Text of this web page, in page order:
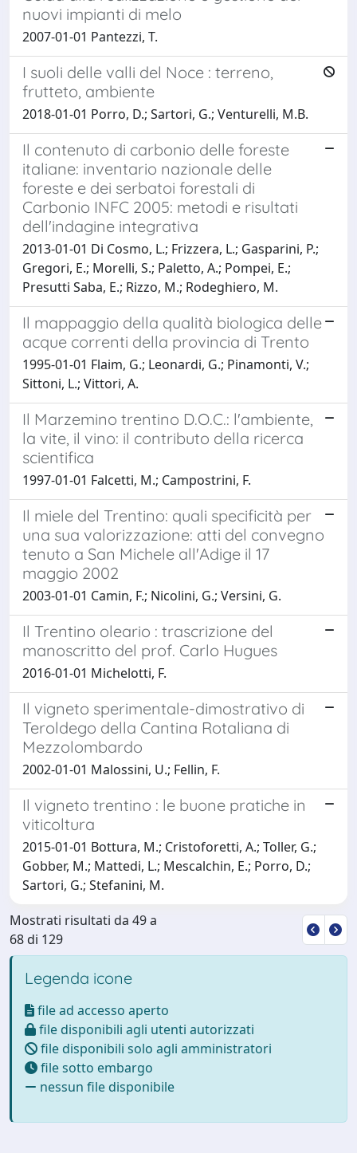
nuovi impianti di melo
2007-01-01 Pantezzi, T.
I suoli delle valli del Noce : terreno,
frutteto, ambiente
2018-01-01 Porro, D.; Sartori, G.; Venturelli, M.B.
Il contenuto di carbonio delle foreste
italiane: inventario nazionale delle
foreste e dei serbatoi forestali di
Carbonio INFC 2005: metodi e risultati
dell'indagine integrativa
2013-01-01 Di Cosmo, L.; Frizzera, L.; Gasparini, P.;
Gregori, E.; Morelli, S.; Paletto, A.; Pompei, E.;
Presutti Saba, E.; Rizzo, M.; Rodeghiero, M.
Il mappaggio della qualità biologica delle
acque correnti della provincia di Trento
1995-01-01 Flaim, G.; Leonardi, G.; Pinamonti, V.;
Sittoni, L.; Vittori, A.
Il Marzemino trentino D.O.C.: l'ambiente,
la vite, il vino: il contributo della ricerca
scientifica
1997-01-01 Falcetti, M.; Campostrini, F.
Il miele del Trentino: quali specificità per
una sua valorizzazione: atti del convegno
tenuto a San Michele all'Adige il 17
maggio 2002
2003-01-01 Camin, F.; Nicolini, G.; Versini, G.
Il Trentino oleario : trascrizione del
manoscritto del prof. Carlo Hugues
2016-01-01 Michelotti, F.
Il vigneto sperimentale-dimostrativo di
Teroldego della Cantina Rotaliana di
Mezzolombardo
2002-01-01 Malossini, U.; Fellin, F.
Il vigneto trentino : le buone pratiche in
viticoltura
2015-01-01 Bottura, M.; Cristoforetti, A.; Toller, G.;
Gobber, M.; Mattedi, L.; Mescalchin, E.; Porro, D.;
Sartori, G.; Stefanini, M.
Mostrati risultati da 49 a
68 di 129
Legenda icone
file ad accesso aperto
file disponibili agli utenti autorizzati
file disponibili solo agli amministratori
file sotto embargo
nessun file disponibile